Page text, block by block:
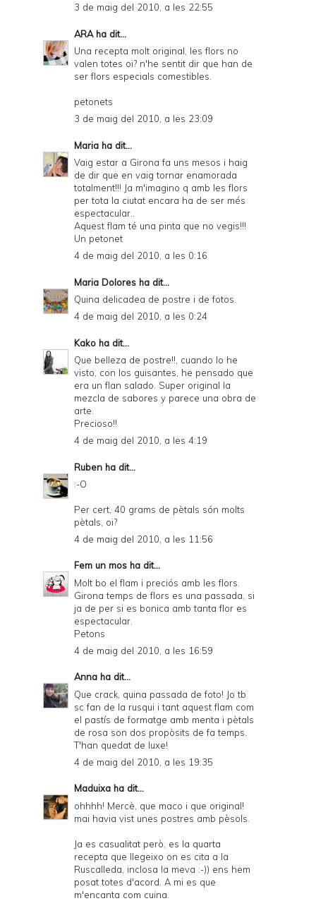
3 de maig del 2010, a les 22:55
ARAha dit...
Una recepta molt original, les flors no
valen totes oi? n'he sentit dir que han de
ser flors especials comestibles.
petonets
3 de maig del 2010, a les 23:09
Maria ha dit...
Vaig estar a Girona fa uns mesos i haig
de dir que en vaig tornar enamorada
totalment!!! Ja m'imagino q amb les flors
per tota la ciutat encara ha de ser més
espectacular..
Aquest flam té una pinta que no vegis!!!
Un petonet
4 de maig del 2010, a les 0:16
Maria Dolores ha dit...
Quina delicadea de postre i de fotos.
4 de maig del 2010, a les 0:24
Kako ha dit...
Que belleza de postre!!, cuando lo he
visto, con los guisantes, he pensado que
era un flan salado. Super original la
mezcla de sabores y parece una obra de
arte.
Precioso!!
4 de maig del 2010, a les 4:19
Ruben ha dit...
:-O
Per cert, 40 grams de pètals són molts
pètals, oi?
4 de maig del 2010, a les 11:56
Fem un mos ha dit...
Molt bo el flam i preciós amb les flors.
Girona temps de flors es una passada, si
ja de per si es bonica amb tanta flor es
espectacular.
Petons
4 de maig del 2010, a les 16:59
Anna ha dit...
Que crack, quina passada de foto! Jo tb
sc fan de la rusqui i tant aquest flam com
el pastís de formatge amb menta i pètals
de rosa son dos propòsits de fa temps.
T'han quedat de luxe!
4 de maig del 2010, a les 19:35
Maduixa ha dit...
ohhhh! Mercè, que maco i que original!
mai havia vist unes postres amb pèsols.
Ja es casualitat però, es la quarta
recepta que llegeixo on es cita a la
Ruscalleda, inclosa la meva :-)) ens hem
posat totes d'acord. A mi es que
m'encanta com cuina.